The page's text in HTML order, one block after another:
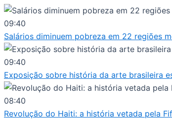
Ir
para
o
conteúdo
09:40
Salários diminuem pobreza em 22 regiões
09:40
Exposição sobre história da arte brasileira
08:40
Revolução do Haiti: a história vetada pela